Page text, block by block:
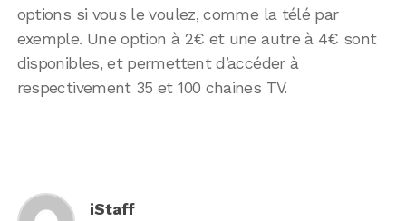
options si vous le voulez, comme la télé par
exemple. Une option à 2€ et une autre à 4€ sont
disponibles, et permettent d’accéder à
respectivement 35 et 100 chaines TV.
iStaff